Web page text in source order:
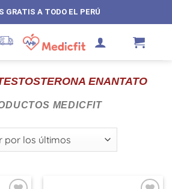
GRATIS A TODO EL PERÚ
ENANTATO
MEDICFIT